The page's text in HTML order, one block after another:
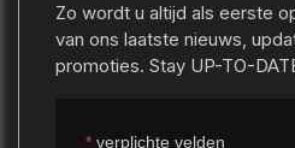
Zo wordt u altijd als eerste
van ons laatste nieuws,
promoties. Stay UP-TO-
*verplichte velden